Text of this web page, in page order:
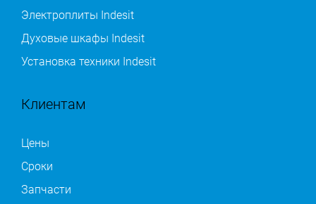
Электроплиты Indesit
Духовые шкафы Indesit
Установка техники Indesit
Клиентам
Цены
Сроки
Запчасти